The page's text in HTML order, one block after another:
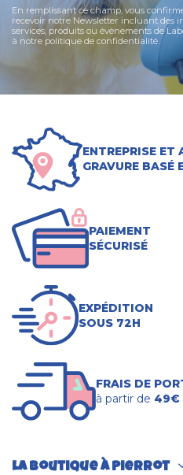
En remplissant ce champ, vous
recevoir notre Newsletter incluant des
services, produits ou évènements de
à notre politique de confidentialité.
ENTREPRISE ET
GRAVURE BASÉ
PAIEMENT
SÉCURISÉ
EXPÉDITION
SOUS 72H
FRAIS DE
à partir de 49€
La boutique à Pierrot